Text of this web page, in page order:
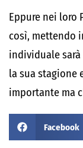
Eppure nei loro
così, mettendo
individuale sarà
la sua stagione
importante ma
Facebook